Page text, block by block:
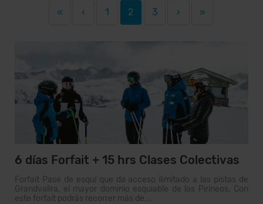
« ‹ 1 2 3 › »
6 días Forfait + 15 hrs Clases Colectivas
Forfait Pase de esquí que da acceso ilimitado a las pistas de
Grandvalira, el mayor dominio esquiable de los Pirineos. Con
este forfait podrás recorrer más de...